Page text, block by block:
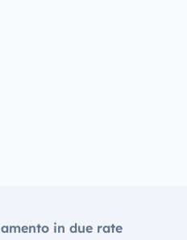
in due rate